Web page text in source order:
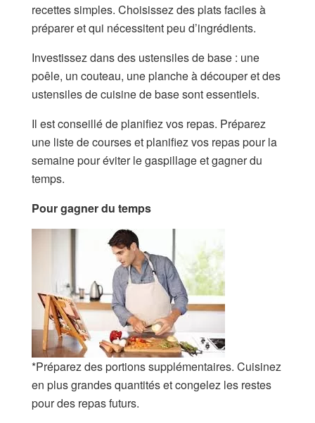
recettes simples. Choisissez des plats faciles à
préparer et qui nécessitent peu d’ingrédients.
Investissez dans des ustensiles de base : une
poêle, un couteau, une planche à découper et des
ustensiles de cuisine de base sont essentiels.
Il est conseillé de planifiez vos repas. Préparez
une liste de courses et planifiez vos repas pour la
semaine pour éviter le gaspillage et gagner du
temps.
Pour gagner du temps
*Préparez des portions supplémentaires. Cuisinez
en plus grandes quantités et congelez les restes
pour des repas futurs.